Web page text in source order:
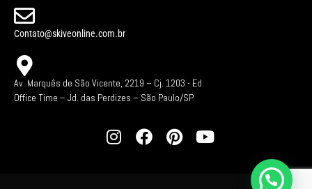
Contato@skiveonline.com.br
Av. Marquês de São Vicente, 2219 – Cj. 1203 - Ed.
Office Time – Jd. das Perdizes – São Paulo/SP